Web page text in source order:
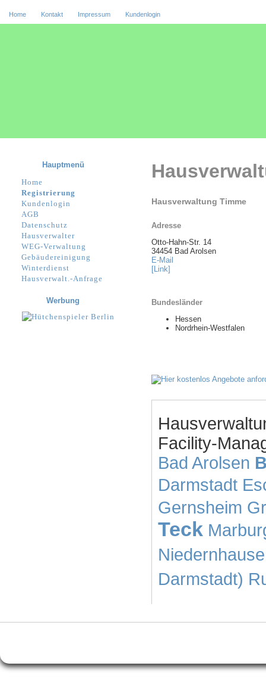
Home Kontakt Impressum Kundenlogin
Hausverwaltung Timme
Adresse
Otto-Hahn-Str. 14
34454 Bad Arolsen
E-Mail
[Link]
Bundesländer
Hessen
Nordrhein-Westfalen
Facility-
Bad Arolsen
Darmstadt
Gernsheim
Teck
Darmstadt)
Hauptmenü
Home
Registrierung
Kundenlogin
AGB
Datenschutz
Hausverwalter
WEG-Verwaltung
Gebäudereinigung
Winterdienst
Hausverwalt.-Anfrage
Werbung